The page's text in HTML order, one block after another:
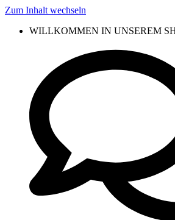
Zum Inhalt wechseln
WILLKOMMEN IN UNSEREM